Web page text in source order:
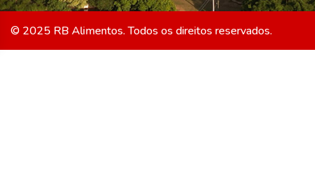
© 2025 RB Alimentos. Todos os direitos reservados.